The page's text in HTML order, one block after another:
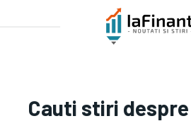
Cauti stiri despre